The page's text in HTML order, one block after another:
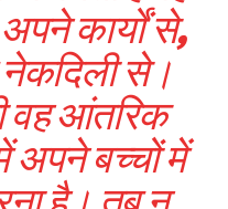
कार्यों से,
से।
वह आंतरिक
अपने बच्चों में